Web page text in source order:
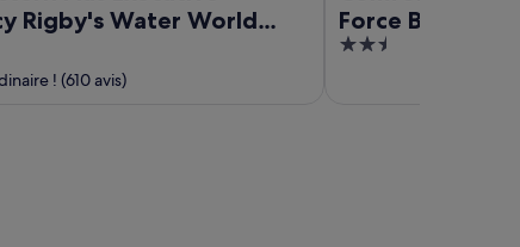
Rigby's Water World
! (610 avis)
Force Base
2.5